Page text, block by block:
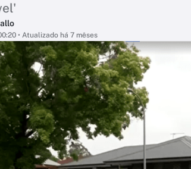
• Atualizado há 7 mêses